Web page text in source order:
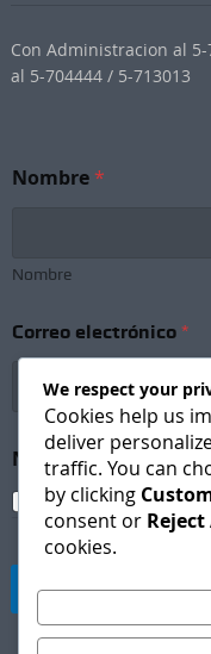
Con Administracion al 5-
al 5-704444 / 5-713013
Nombre*
Nombre
C
o
o
N
e
w
l
t
Correo electrónico *
Newsletter
I agree to receive
Suscribirse
We respect your
Cookies help us
deliver
traffic. You can
by clicking
consent or Reject
cookies.